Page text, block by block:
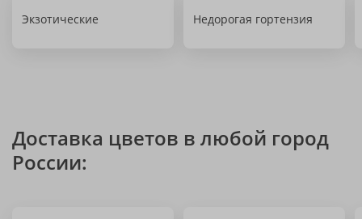
Экзотические Недорогая гортензия
Доставка цветов в любой город
России: